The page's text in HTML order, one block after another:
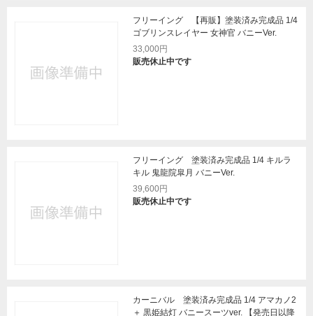
フリーイング 【再販】塗装済み完成品 1/4
ゴブリンスレイヤー 女神官 バニーVer.
33,000円
販売休止中です
フリーイング 塗装済み完成品 1/4 キルラ
キル 鬼龍院皐月 バニーVer.
39,600円
販売休止中です
カーニバル 塗装済み完成品 1/4 アマカノ2
＋ 黒姫結灯 バニースーツver. 【発売日以降